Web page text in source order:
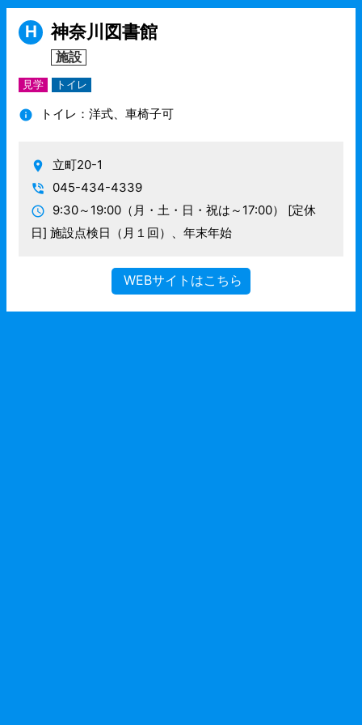
H 神奈川図書館
施設
見学 トイレ
トイレ：洋式、車椅子可
立町20-1
045-434-4339
9:30～19:00（月・土・日・祝は～17:00）
[定休
日] 施設点検日（月１回）、年末年始
WEBサイトはこちら